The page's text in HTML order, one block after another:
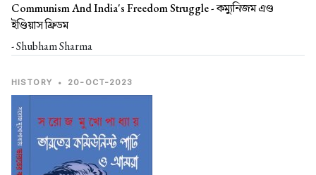
Communism And India's Freedom Struggle -কম্যুনিজম এণ্ড
ইণ্ডিয়াস ফ্রিডম
- Shubham Sharma
HISTORY • 20-OCT-2023